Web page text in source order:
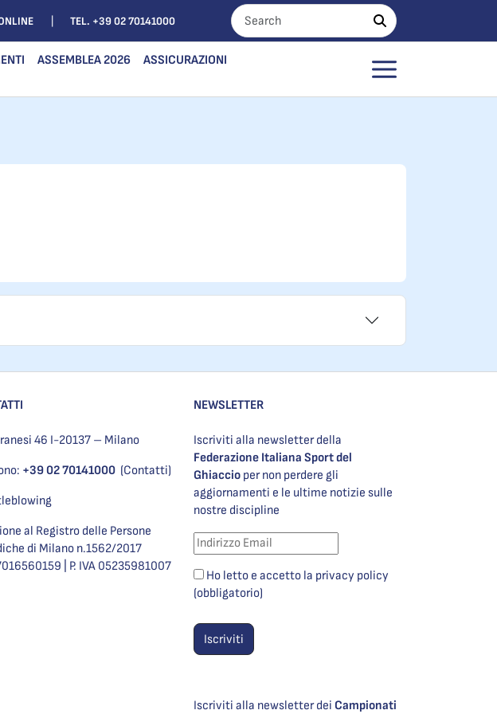
TEL. +39 02 70141000
ASSEMBLEA 2026
ASSICURAZIONI
46 I-20137 – Milano
+39 02 70141000 (Contatti)
al Registro delle Persone
di Milano n.1562/2017
| P. IVA 05235981007
NEWSLETTER
Iscriviti alla newsletter della
Federazione Italiana Sport del
Ghiaccio per non perdere gli
aggiornamenti e le ultime notizie sulle
nostre discipline
Ho letto e accetto la privacy policy
(obbligatorio)
Iscriviti alla newsletter dei Campionati